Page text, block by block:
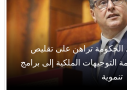
مالية 2027.. الحكومة تراهن على تقليص
التوجيهات الملكية إلى برامج
تنموية